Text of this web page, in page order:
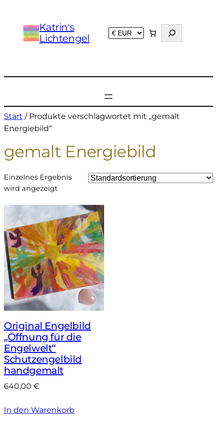
Katrin's
Lichtengel
u
Start / Produkte verschlagwortet mit „gemalt
Energiebild“
gemalt Energiebild
Einzelnes Ergebnis
wird angezeigt
Original Engelbild
„Öffnung für die
Engelwelt“
Schutzengelbild
handgemalt
640,00 €
In den Warenkorb